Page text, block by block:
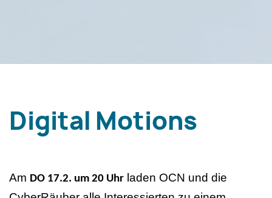
Digital Motions
Am DO 17.2. um 20 Uhr laden OCN und die